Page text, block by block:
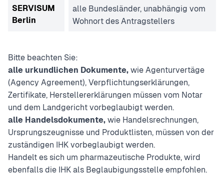
SERVISUM
Berlin
alle Bundesländer, unabhängig vom
Wohnort des Antragstellers
Bitte beachten Sie:
alle urkundlichen Dokumente, wie Agenturvertäge
(Agency Agreement), Verpflichtungserklärungen,
Zertifikate, Herstellererklärungen müssen vom Notar
und dem Landgericht vorbeglaubigt werden.
alle Handelsdokumente, wie Handelsrechnungen,
Ursprungszeugnisse und Produktlisten, müssen von der
zuständigen IHK vorbeglaubigt werden.
Handelt es sich um pharmazeutische Produkte, wird
ebenfalls die IHK als Beglaubigungsstelle empfohlen.